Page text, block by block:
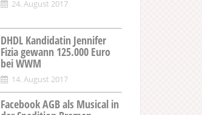
24. August 2017
DHDL Kandidatin Jennifer
Fizia gewann 125.000 Euro
bei WWM
14. August 2017
Facebook AGB als Musical in